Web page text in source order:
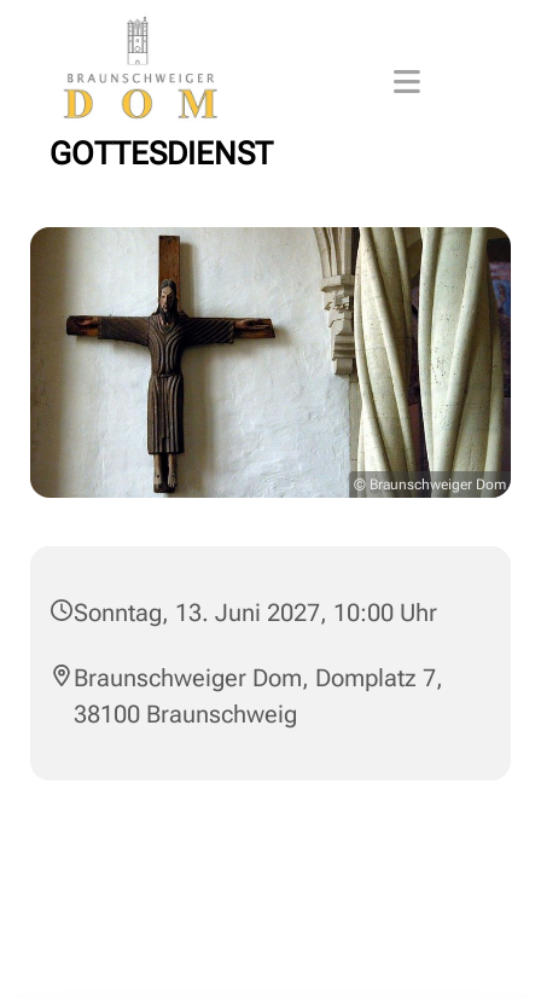
GOTTESDIENST
© Braunschweiger Dom
Sonntag, 13. Juni 2027, 10:00 Uhr
Braunschweiger Dom, Domplatz 7,
38100 Braunschweig